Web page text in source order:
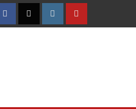
FacebookTwitterInstagramYouTube